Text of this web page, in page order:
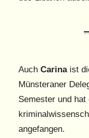
Auch Carinaist
Münsteraner
Semester und
angefangen.